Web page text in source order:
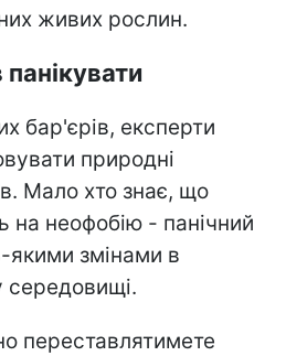
живих рослин.
бар'єрів, експерти
природні
Мало хто знає, що
неофобію - панічний
якими змінами в
середовищі.
переставлятимете